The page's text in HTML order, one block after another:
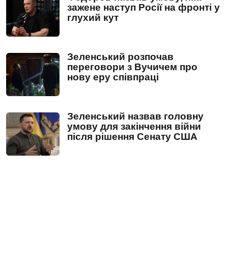
зажене наступ Росії на фронті у
глухий кут
Зеленський розпочав
переговори з Вучичем про
нову еру співпраці
Зеленський назвав головну
умову для закінчення війни
після рішення Сенату США